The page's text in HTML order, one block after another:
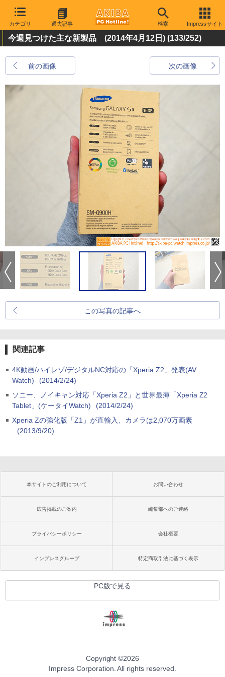
カテゴリ 過去記事 検索 Impressサイト
今週見つけた主な新製品 (2014年4月12日) (133/252)
前の画像 次の画像
この写真の記事へ
関連記事
4K動画/ハイレゾ/デジタルNC対応の「Xperia Z2」発表(AV
Watch)
(2014/2/24)
ソニー、ノイキャン対応「Xperia Z2」と世界最薄「Xperia Z2
Tablet」(ケータイWatch)
(2014/2/24)
Xperia Zの強化版「Z1」が直輸入、カメラは2,070万画素
(2013/9/20)
本サイトのご利用について お問い合わせ
広告掲載のご案内 編集部へのご連絡
プライバシーポリシー 会社概要
インプレスグループ 特定商取引法に基づく表示
PC版で見る
Copyright ©2026
Impress Corporation. All rights reserved.